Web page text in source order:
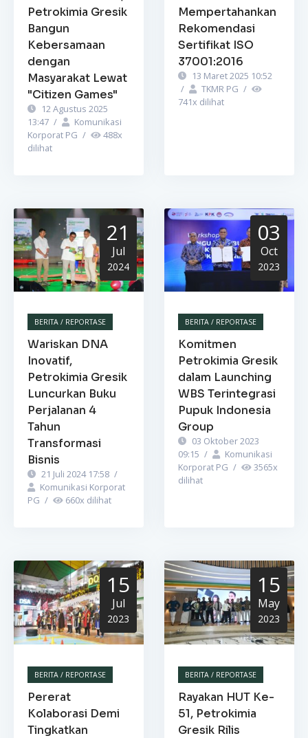
Petrokimia Gresik
Bangun
Kebersamaan
dengan
Masyarakat Lewat
"Citizen Games"
12 Agustus 2025
13:47 /
Komunikasi
Korporat PG / 488x
dilihat
Mempertahankan
Rekomendasi
Sertifikat ISO
37001:2016
13 Maret 2025 10:52
/
TKMR PG /
741x dilihat
21
Jul
2024
BERITA / REPORTASE
Wariskan DNA
Inovatif,
Petrokimia Gresik
Luncurkan Buku
Perjalanan 4
Tahun
Transformasi
Bisnis
21 Juli 2024 17:58 /
Komunikasi Korporat
PG / 660x dilihat
03
Oct
2023
BERITA / REPORTASE
Komitmen
Petrokimia Gresik
dalam Launching
WBS Terintegrasi
Pupuk Indonesia
Group
03 Oktober 2023
09:15 /
Komunikasi
Korporat PG / 3565x
dilihat
15
Jul
2023
BERITA / REPORTASE
Pererat
Kolaborasi Demi
Tingkatkan
15
May
2023
BERITA / REPORTASE
Rayakan HUT Ke-
51, Petrokimia
Gresik Rilis